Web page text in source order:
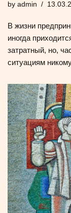
by admin
В жизни
иногда
затратный, но,
ситуациям